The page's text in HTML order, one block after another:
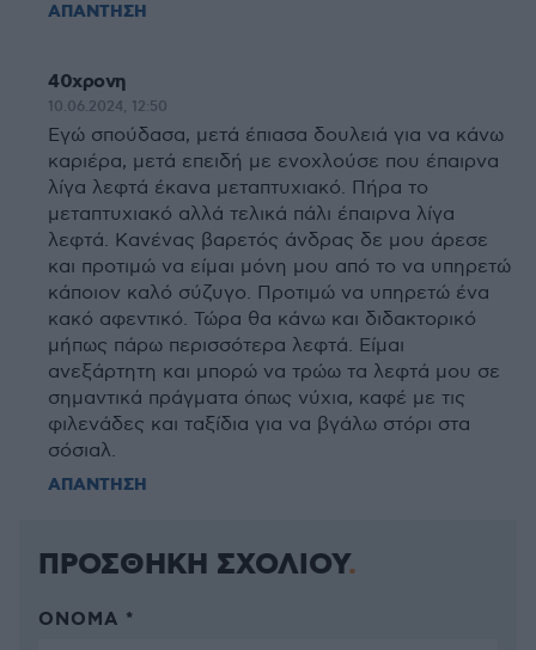
ΑΠΑΝΤΗΣΗ
40χρονη
10.06.2024, 12:50
Εγώ σπούδασα, μετά έπιασα δουλειά για να κάνω
καριέρα, μετά επειδή με ενοχλούσε που έπαιρνα
λίγα λεφτά έκανα μεταπτυχιακό. Πήρα το
μεταπτυχιακό αλλά τελικά πάλι έπαιρνα λίγα
λεφτά. Κανένας βαρετός άνδρας δε μου άρεσε
και προτιμώ να είμαι μόνη μου από το να υπηρετώ
κάποιον καλό σύζυγο. Προτιμώ να υπηρετώ ένα
κακό αφεντικό. Τώρα θα κάνω και διδακτορικό
μήπως πάρω περισσότερα λεφτά. Είμαι
ανεξάρτητη και μπορώ να τρώω τα λεφτά μου σε
σημαντικά πράγματα όπως νύχια, καφέ με τις
φιλενάδες και ταξίδια για να βγάλω στόρι στα
σόσιαλ.
ΑΠΑΝΤΗΣΗ
ΠΡΟΣΘΗΚΗ ΣΧΟΛΙΟΥ
ΌΝΟΜΑ *